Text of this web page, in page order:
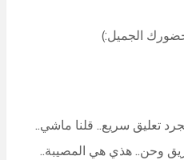
الجميل:)
تعليق سريع.. قلنا ماشي..
وحن.. هذي هي المصيبة..